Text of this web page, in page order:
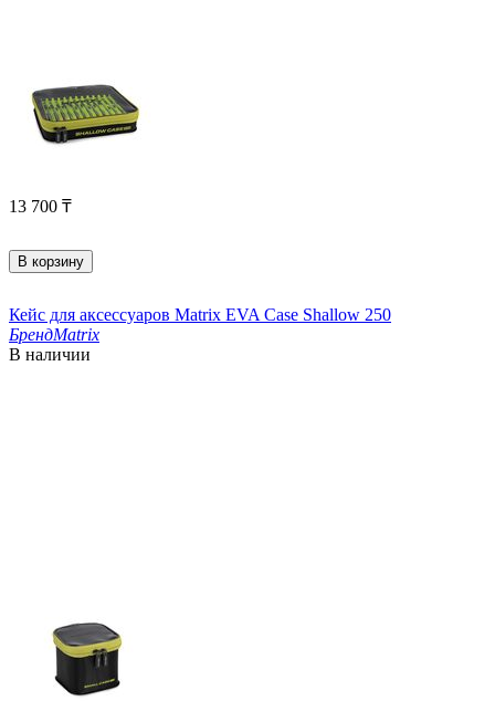
13 700 ₸
В корзину
Кейс для аксессуаров Matrix EVA Case Shallow 250
БрендMatrix
В наличии